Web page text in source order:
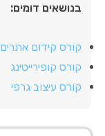
בנושאים דומים:
קורס קידום אתרים
קורס קופירייטינג
קורס עיצוב גרפי